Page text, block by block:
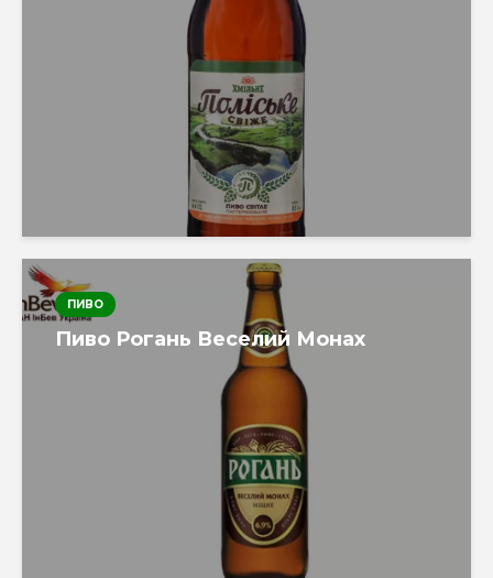
ПИВО
Пиво Рогань Веселий Монах